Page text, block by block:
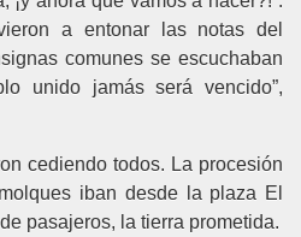
a entonar las notas del
comunes se escuchaban
unido jamás será vencido”,
cediendo todos. La procesión
iban desde la plaza El
pasajeros, la tierra prometida.